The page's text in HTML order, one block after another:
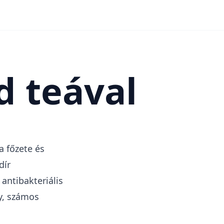
teával
főzete és
számos